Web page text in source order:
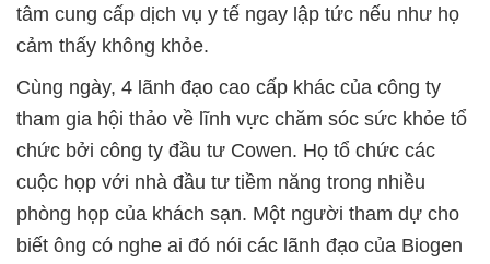
tâm cung cấp dịch vụ y tế ngay lập tức nếu như họ
cảm thấy không khỏe.
Cùng ngày, 4 lãnh đạo cao cấp khác của công ty
tham gia hội thảo về lĩnh vực chăm sóc sức khỏe tổ
chức bởi công ty đầu tư Cowen. Họ tổ chức các
cuộc họp với nhà đầu tư tiềm năng trong nhiều
phòng họp của khách sạn. Một người tham dự cho
biết ông có nghe ai đó nói các lãnh đạo của Biogen